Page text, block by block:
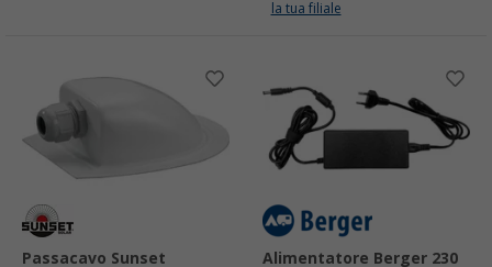
la tua filiale
Passacavo Sunset Alimentatore Berger 230